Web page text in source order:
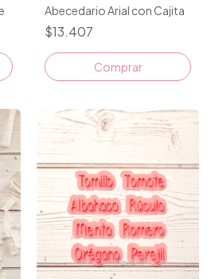
Abecedario Arial con Cajita
$13.407
Comprar